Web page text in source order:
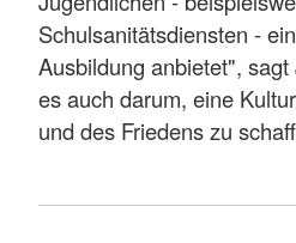
Schulsanitätsdiensten -
Ausbildung anbietet",
es auch darum, eine
und des Friedens zu